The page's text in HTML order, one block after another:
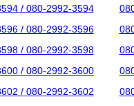
/ 080-2992-3594
/ 080-2992-3596
/ 080-2992-3598
/ 080-2992-3600
/ 080-2992-3602